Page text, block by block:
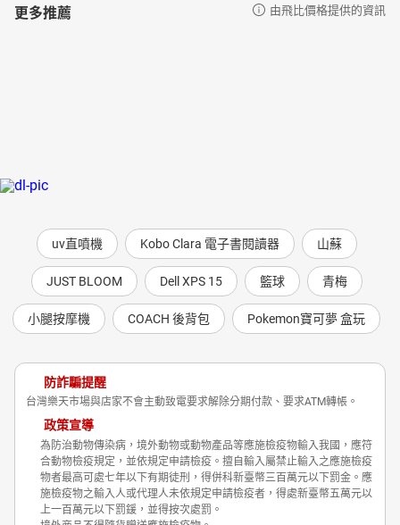
更多推薦 由飛比價格提供的資訊
uv直噴機 Kobo Clara 電子書閱讀器 山蘇
JUST BLOOM Dell XPS 15 籃球 青梅
小腿按摩機 COACH 後背包 Pokemon寶可夢 盒玩
防詐騙提醒
台灣樂天市場與店家不會主動致電要求解除分期付款、要求ATM轉帳。
政策宣導
為防治動物傳染病，境外動物或動物產品等應施檢疫物輸入我國，應符
合動物檢疫規定，並依規定申請檢疫。擅自輸入屬禁止輸入之應施檢疫
物者最高可處七年以下有期徒刑，得併科新臺幣三百萬元以下罰金。應
施檢疫物之輸入人或代理人未依規定申請檢疫者，得處新臺幣五萬元以
上一百萬元以下罰鍰，並得按次處罰。